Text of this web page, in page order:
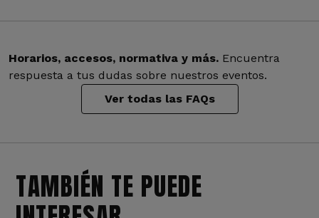
Horarios, accesos, normativa y más. Encuentra
respuesta a tus dudas sobre nuestros eventos.
Ver todas las FAQs
TAMBIÉN TE PUEDE